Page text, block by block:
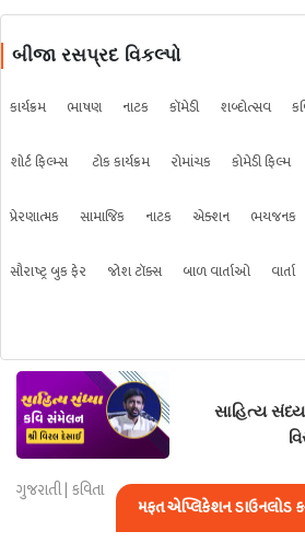
બીજા રસપ્રદ વિકલ્પો
કાર્યક્રમ ભાષણ નાટક કૉમેડી શબ્દોત્સવ
શોર્ટ ફિલ્મ્સ ટોક કાર્યક્રમ રોમાંચક કોમેડી ફિલ્મ
પ્રેરણાત્મક સામાજિક નાટક એક્શન ભયજનક
સૌરાષ્ટ્ર બુક ફેર જોશ ટૉક્સ બાળ વાર્તાઓ વાર્તા
સાહિત્ય
ગુજરાતી | કવિતા
મફત એપ્લિકેશન ડાઉનલોડ